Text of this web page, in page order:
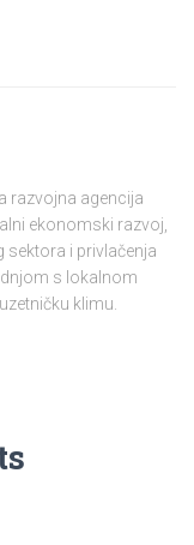
razvojna agencija
ekonomski razvoj,
i privlačenja
s lokalnom
klimu.